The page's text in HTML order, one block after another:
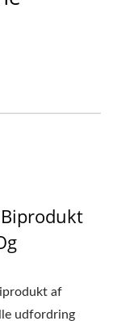
OG
Biprodukt
af
udfordring